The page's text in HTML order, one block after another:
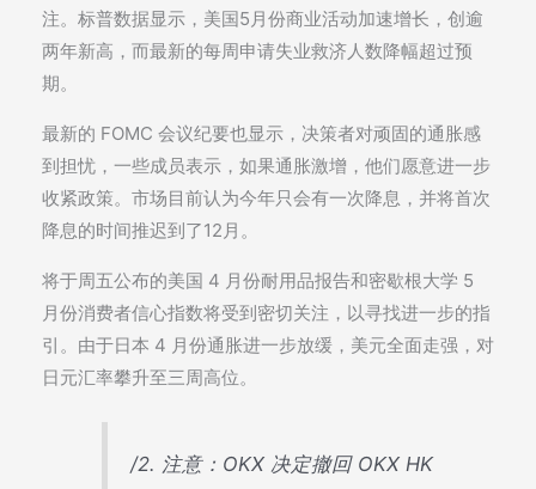
注。标普数据显示，美国5月份商业活动加速增长，创逾
两年新高，而最新的每周申请失业救济人数降幅超过预
期。
最新的 FOMC 会议纪要也显示，决策者对顽固的通胀感
到担忧，一些成员表示，如果通胀激增，他们愿意进一步
收紧政策。市场目前认为今年只会有一次降息，并将首次
降息的时间推迟到了12月。
将于周五公布的美国 4 月份耐用品报告和密歇根大学 5
月份消费者信心指数将受到密切关注，以寻找进一步的指
引。由于日本 4 月份通胀进一步放缓，美元全面走强，对
日元汇率攀升至三周高位。
/2. 注意：OKX 决定撤回 OKX HK